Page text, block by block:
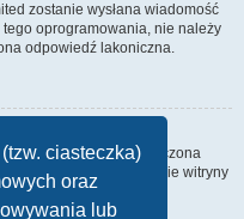
ciasteczka)
oraz
lub
zostanie wysłana wiadomość
oprogramowania, nie należy
odpowiedź lakoniczna.
jeśli funkcja ta jest włączona
z nami”. Członkowie witryny